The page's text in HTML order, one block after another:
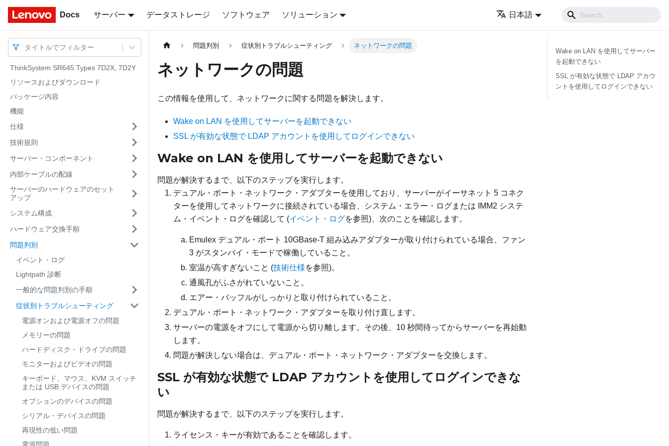
Docs サーバー データストレージ ソフトウェア ソリューション 日本語
Docs
タイトルでフィルター
ThinkSystem SR645 Types 7D2X, 7D2Y
リソースおよびダウンロード
パッケージ内容
機能
仕様
技術規則
サーバー・コンポーネント
内部ケーブルの配線
サーバーのハードウェアのセット
アップ
システム構成
ハードウェア交換手順
問題判別
イベント・ログ
Lightpath 診断
一般的な問題判別の手順
症状別トラブルシューティング
電源オンおよび電源オフの問題
メモリーの問題
ハードディスク・ドライブの問題
モニターおよびビデオの問題
キーボード、マウス、KVM スイッチ
または USB デバイスの問題
オプションのデバイスの問題
シリアル・デバイスの問題
再現性の低い問題
問題判別 症状別トラブルシューティング ネットワークの問題
ネットワークの問題
この情報を使用して、ネットワークに関する問題を解決します。
Wake on LAN を使用してサーバーを起動できない
SSL が有効な状態で LDAP アカウントを使用してログインできない
Wake on LAN を使用してサーバーを起動できない
問題が解決するまで、以下のステップを実行します。
デュアル・ポート・ネットワーク・アダプターを使用しており、サーバーがイーサネット 5 コネク
ターを使用してネットワークに接続されている場合、システム・エラー・ログまたは IMM2 システ
ム・イベント・ログを確認して (イベント・ログを参照)、次のことを確認します。
Emulex デュアル・ポート 10GBase-T 組み込みアダプターが取り付けられている場合、ファン
3 がスタンバイ・モードで稼働していること。
室温が高すぎないこと (技術仕様を参照)。
通風孔がふさがれていないこと。
エアー・バッフルがしっかりと取り付けられていること。
デュアル・ポート・ネットワーク・アダプターを取り付け直します。
サーバーの電源をオフにして電源から切り離します。その後、10 秒間待ってからサーバーを再始動
します。
問題が解決しない場合は、デュアル・ポート・ネットワーク・アダプターを交換します。
SSL が有効な状態で LDAP アカウントを使用してログインできな
い
問題が解決するまで、以下のステップを実行します。
ライセンス・キーが有効であることを確認します。
Wake on LAN を使用してサーバー
を起動できない
SSL が有効な状態で LDAP アカウ
ントを使用してログインできない